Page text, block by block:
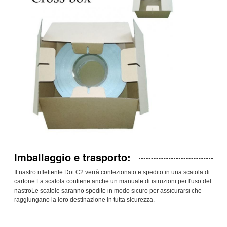
Imballaggio e trasporto:
Il nastro riflettente Dot C2 verrà confezionato e spedito in una scatola di
cartone.La scatola contiene anche un manuale di istruzioni per l'uso del
nastroLe scatole saranno spedite in modo sicuro per assicurarsi che
raggiungano la loro destinazione in tutta sicurezza.